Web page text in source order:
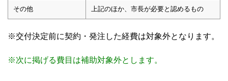
その他 上記のほか、市長が必要と認めるもの
※交付決定前に契約・発注した経費は対象外となります。
※次に掲げる費目は補助対象外とします。